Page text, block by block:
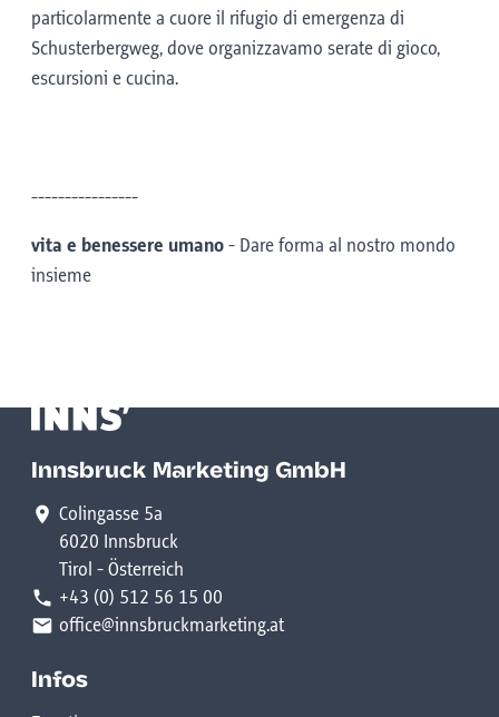
particolarmente a cuore il rifugio di emergenza di
Schusterbergweg, dove organizzavamo serate di gioco,
escursioni e cucina.
----------------
vita e benessere umano - Dare forma al nostro mondo
insieme
Innsbruck Marketing GmbH
Colingasse 5a
6020 Innsbruck
Tirol - Österreich
+43 (0) 512 56 15 00
office@innsbruckmarketing.at
Infos